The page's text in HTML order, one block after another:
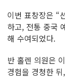
이번 표창장은 “
하고, 전통 중국
해 수여되었다.
반 홀렌 의원은
경험을 경청한